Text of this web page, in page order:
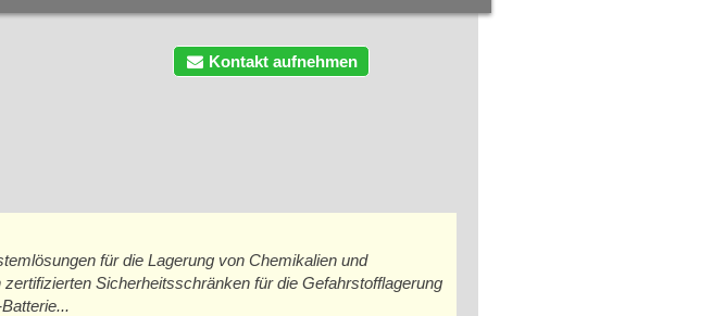
Kontakt aufnehmen
für die Lagerung von Chemikalien und
Sicherheitsschränken für die Gefahrstofflagerung